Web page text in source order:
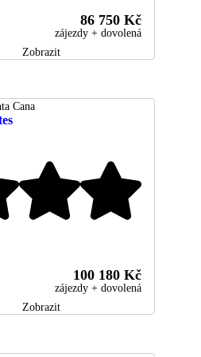
86 750 Kč
zájezdy + dovolená
Zobrazit
Cana
100 180 Kč
zájezdy + dovolená
Zobrazit